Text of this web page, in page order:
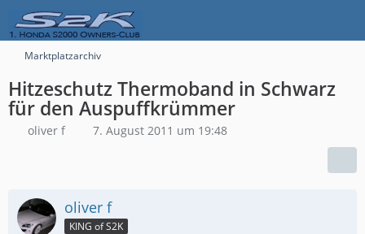
Marktplatzarchiv
Hitzeschutz Thermoband in Schwarz
für den Auspuffkrümmer
oliver f 7. August 2011 um 19:48
oliver f
KING of S2K